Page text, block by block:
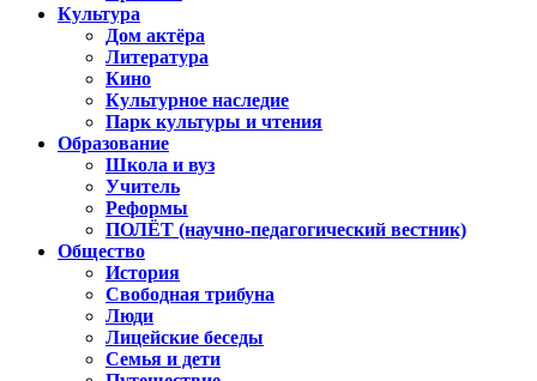
Культура
Дом актёра
Литература
Кино
Культурное наследие
Парк культуры и чтения
Образование
Школа и вуз
Учитель
Реформы
ПОЛЁТ (научно-педагогический вестник)
Общество
История
Свободная трибуна
Люди
Лицейские беседы
Семья и дети